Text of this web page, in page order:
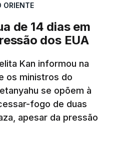
ORIENTE
de 14 dias em
dos EUA
Kan informou na
os ministros do
se opõem à
fogo de duas
apesar da pressão